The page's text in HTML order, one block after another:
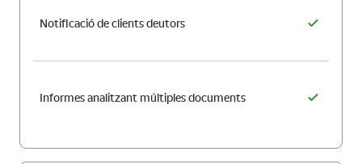
Notificació de clients deutors
Informes analitzant múltiples documents